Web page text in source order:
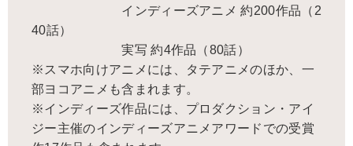
インディーズアニメ 約200作品（2
40話）
実写 約4作品（80話）
※スマホ向けアニメには、タテアニメのほか、一
部ヨコアニメも含まれます。
※インディーズ作品には、プロダクション・アイ
ジー主催のインディーズアニメアワードでの受賞